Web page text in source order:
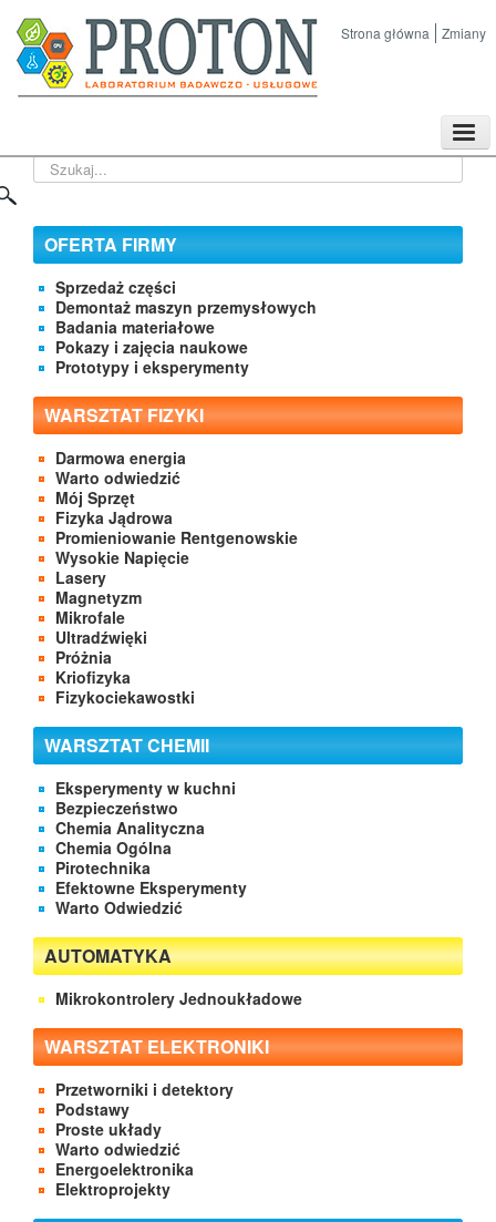
Strona główna Zmiany
Kontakt
Szukaj...
OFERTA FIRMY
Sprzedaż części
Demontaż maszyn przemysłowych
Badania materiałowe
Pokazy i zajęcia naukowe
Prototypy i eksperymenty
WARSZTAT FIZYKI
Darmowa energia
Warto odwiedzić
Mój Sprzęt
Fizyka Jądrowa
Promieniowanie Rentgenowskie
Wysokie Napięcie
Lasery
Magnetyzm
Mikrofale
Ultradźwięki
Próżnia
Kriofizyka
Fizykociekawostki
WARSZTAT CHEMII
Eksperymenty w kuchni
Bezpieczeństwo
Chemia Analityczna
Chemia Ogólna
Pirotechnika
Efektowne Eksperymenty
Warto Odwiedzić
AUTOMATYKA
Mikrokontrolery Jednoukładowe
WARSZTAT ELEKTRONIKI
Przetworniki i detektory
Podstawy
Proste układy
Warto odwiedzić
Energoelektronika
Elektroprojekty